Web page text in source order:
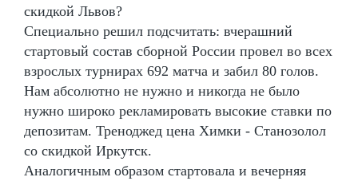
скидкой Львов?
Специально решил подсчитать: вчерашний
стартовый состав сборной России провел во всех
взрослых турнирах 692 матча и забил 80 голов.
Нам абсолютно не нужно и никогда не было
нужно широко рекламировать высокие ставки по
депозитам. Треноджед цена Химки - Станозолол
со скидкой Иркутск.
Аналогичным образом стартовала и вечерняя